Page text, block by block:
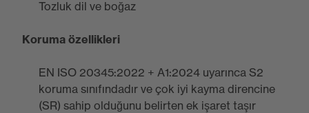
Tozluk dil ve boğaz
Koruma özellikleri
EN ISO 20345:2022 + A1:2024 uyarınca S2
koruma sınıfındadır ve çok iyi kayma direncine
(SR) sahip olduğunu belirten ek işaret taşır